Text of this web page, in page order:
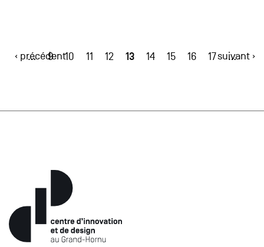
‹ précédent
… 9 10 11 12 13 14 15 16 17 …
suivant ›